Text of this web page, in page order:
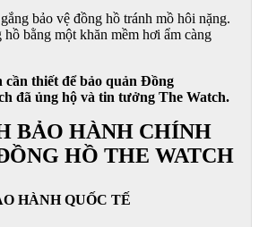
bảo vệ đồng hồ tránh mồ hôi nặng.
bằng một khăn mềm hơi ẩm càng
thiết để bảo quản Đồng
đã ủng hộ và tin tưởng The Watch.
BẢO HÀNH CHÍNH
HỒ THE WATCH
HÀNH QUỐC TẾ